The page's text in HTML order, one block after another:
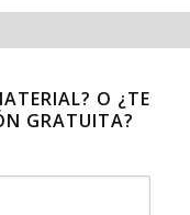
O ¿TE
GRATUITA?